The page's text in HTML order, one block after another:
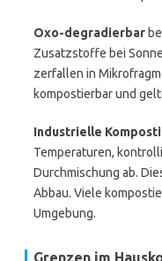
Oxo-degradierbar
Zusatzstoffe bei
zerfallen in
kompostierbar und
Industrielle
Temperaturen,
Durchmischung ab.
Abbau. Viele
Umgebung.
Grenzen im